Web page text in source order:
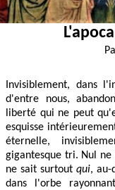
Invisiblement, dans
d'entre nous,
liberté qui ne peut
esquisse
éternelle,
gigantesque tri. Nul ne
ne sait surtout qui, au-
dans l'orbe